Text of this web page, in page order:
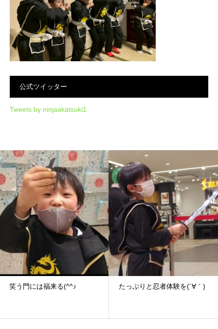
公式ツイッター
Tweets by ninjaakatsuki1
笑う門には福来る(^^♪ たっぷりと忍者体験を(´∀｀)